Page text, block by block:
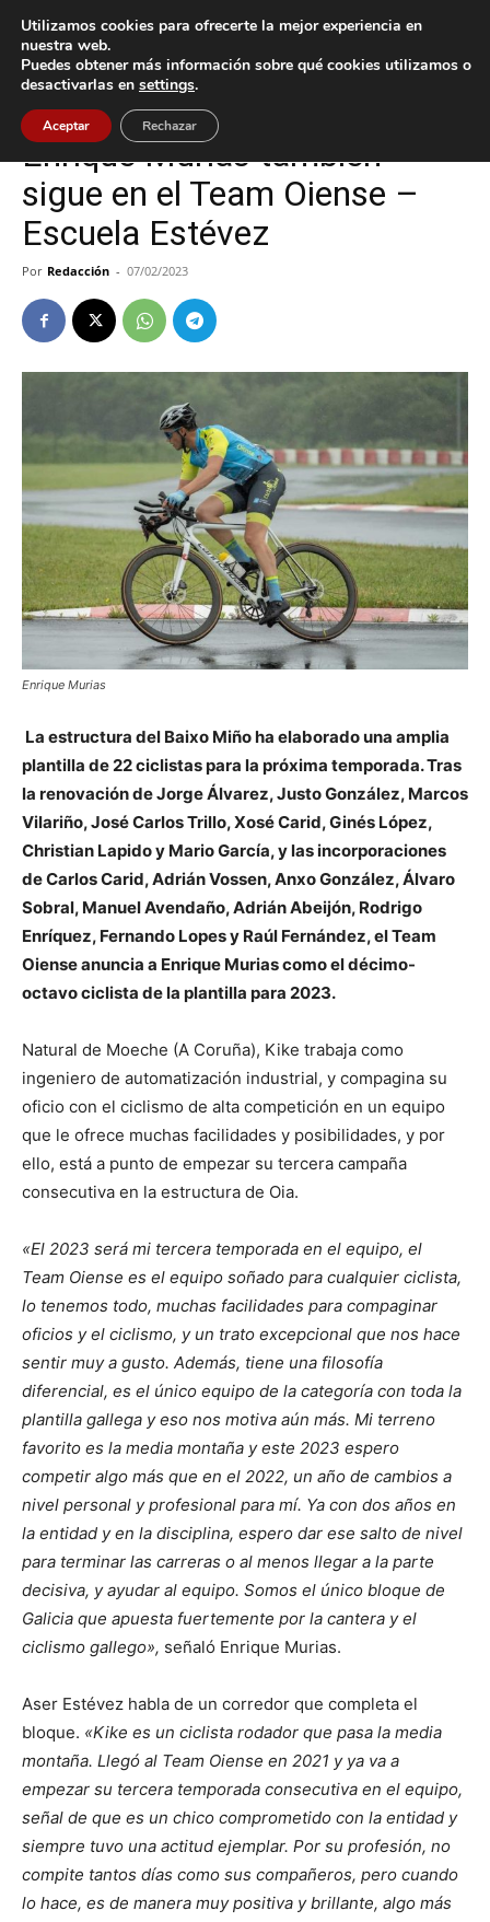
Inicio Deportes
Deportes Oia
Enrique Murias también
sigue en el Team Oiense –
Escuela Estévez
Por Redacción - 07/02/2023
Enrique Murias
La estructura del Baixo Miño ha elaborado una amplia
plantilla de 22 ciclistas para la próxima temporada. Tras
la renovación de Jorge Álvarez, Justo González, Marcos
Vilariño, José Carlos Trillo, Xosé Carid, Ginés López,
Christian Lapido y Mario García, y las incorporaciones
de Carlos Carid, Adrián Vossen, Anxo González, Álvaro
Sobral, Manuel Avendaño, Adrián Abeijón, Rodrigo
Enríquez, Fernando Lopes y Raúl Fernández, el Team
Oiense anuncia a Enrique Murias como el décimo-
octavo ciclista de la plantilla para 2023.
Natural de Moeche (A Coruña), Kike trabaja como
ingeniero de automatización industrial, y compagina su
oficio con el ciclismo de alta competición en un equipo
que le ofrece muchas facilidades y posibilidades, y por
ello, está a punto de empezar su tercera campaña
consecutiva en la estructura de Oia.
«El 2023 será mi tercera temporada en el equipo, el
Team Oiense es el equipo soñado para cualquier ciclista,
lo tenemos todo, muchas facilidades para compaginar
oficios y el ciclismo, y un trato excepcional que nos hace
sentir muy a gusto. Además, tiene una filosofía
diferencial, es el único equipo de la categoría con toda la
plantilla gallega y eso nos motiva aún más. Mi terreno
favorito es la media montaña y este 2023 espero
competir algo más que en el 2022, un año de cambios a
nivel personal y profesional para mí. Ya con dos años en
la entidad y en la disciplina, espero dar ese salto de nivel
para terminar las carreras o al menos llegar a la parte
decisiva, y ayudar al equipo. Somos el único bloque de
Galicia que apuesta fuertemente por la cantera y el
ciclismo gallego», señaló Enrique Murias.
Aser Estévez habla de un corredor que completa el
bloque. «Kike es un ciclista rodador que pasa la media
montaña. Llegó al Team Oiense en 2021 y ya va a
empezar su tercera temporada consecutiva en el equipo,
señal de que es un chico comprometido con la entidad y
siempre tuvo una actitud ejemplar. Por su profesión, no
compite tantos días como sus compañeros, pero cuando
lo hace, es de manera muy positiva y brillante, algo más
Utilizamos cookies para ofrecerte la mejor experiencia en
nuestra web.
Puedes obtener más información sobre qué cookies utilizamos o
desactivarlas en settings.
Aceptar Rechazar